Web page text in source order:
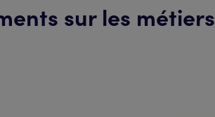
sur les métiers